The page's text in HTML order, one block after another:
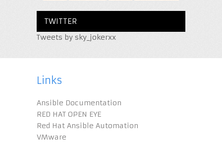
TWITTER
Tweets by sky_jokerxx
Links
Ansible Documentation
RED HAT OPEN EYE
Red Hat Ansible Automation
VMware